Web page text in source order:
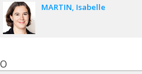
MARTIN Isabelle
O